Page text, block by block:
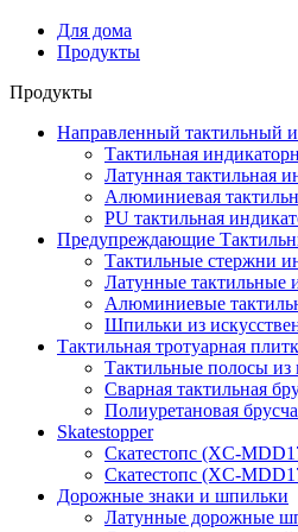
Для дома
Продукты
Продукты
Направленный тактильный
Тактильная
Латунная тактильная
Алюминиевая
PU тактильная
Предупреждающие
Тактильные стержни
Латунные тактильные
Алюминиевые
Шпильки из
Тактильная тротуарная
Тактильные полосы
Сварная тактильная
Полиуретановая
Skatestopper
Скатестопс (XC-
Скатестопс (XC-
Дорожные знаки и шпильки
Латунные дорожные